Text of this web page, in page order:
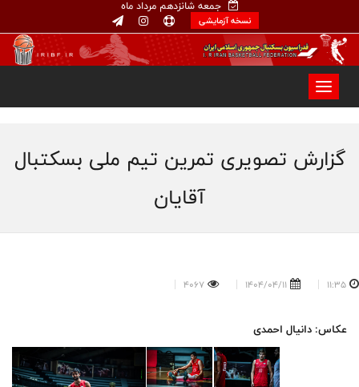
جمعه شانزدهم مرداد ماه
نسخه آزمایشی
گزارش تصویری تمرین تیم ملی بسکتبال
آقایان
11:35
1404/04/11
4067
عکاس: دانیال احمدی